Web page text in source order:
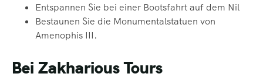
Entspannen Sie bei einer Bootsfahrt auf dem Nil
Bestaunen Sie die Monumentalstatuen von
Amenophis III.
Bei Zakharious Tours